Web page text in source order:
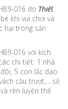
016 do Thiết
khi vui chơi và
hại trong sản
016 với kích
chi tiết: 1 nhà
5 con lắc dao
cầu trượt,….sẽ
rèn luyện thể